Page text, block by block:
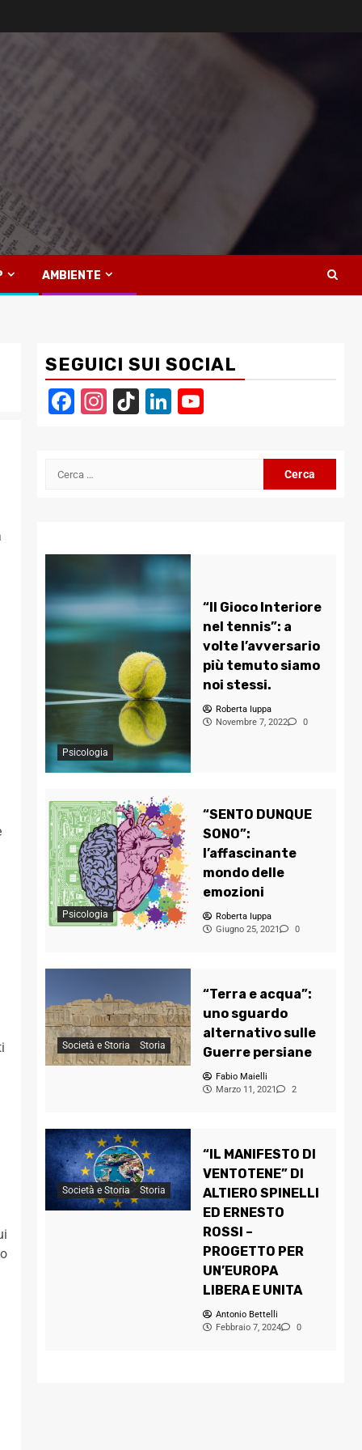
AMBIENTE
SEGUICI SUI SOCIAL
Facebook
Instagram
TikTokLinkedIn
Ricerca
Psicologia
“Il Gioco Interiore
nel tennis”: a
volte l’avversario
più temuto siamo
noi stessi.
Roberta Iuppa
Novembre 7, 2022
0
Psicologia
“SENTO DUNQUE
SONO”:
l’affascinante
mondo delle
emozioni
Roberta Iuppa
Giugno 25, 2021
0
Società e Storia Storia
“Terra e acqua”:
uno sguardo
alternativo sulle
Guerre persiane
Fabio Maielli
Marzo 11, 2021
2
Società e Storia Storia
“IL MANIFESTO DI
VENTOTENE” DI
ALTIERO SPINELLI
ED ERNESTO
ROSSI –
PROGETTO PER
UN’EUROPA
LIBERA E UNITA
Antonio Bettelli
Febbraio 7, 2024
0